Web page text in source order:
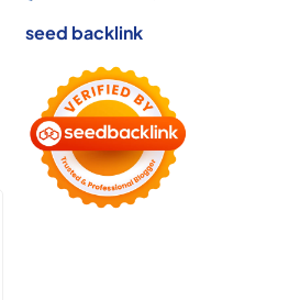
seed backlink